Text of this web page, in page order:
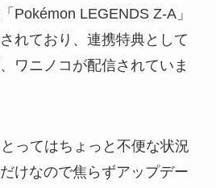
Pokémon LEGENDS Z-A」
れており、連携特典として
ワニノコが配信されていま
ってはちょっと不便な状況
けなので焦らずアップデー